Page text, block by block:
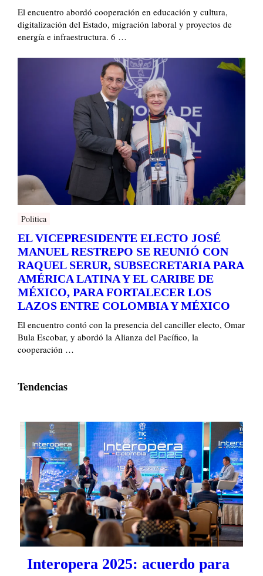
El encuentro abordó cooperación en educación y cultura,
digitalización del Estado, migración laboral y proyectos de
energía e infraestructura. 6 …
Politica
EL VICEPRESIDENTE ELECTO JOSÉ
MANUEL RESTREPO SE REUNIÓ CON
RAQUEL SERUR, SUBSECRETARIA PARA
AMÉRICA LATINA Y EL CARIBE DE
MÉXICO, PARA FORTALECER LOS
LAZOS ENTRE COLOMBIA Y MÉXICO
El encuentro contó con la presencia del canciller electo, Omar
Bula Escobar, y abordó la Alianza del Pacífico, la
cooperación …
Tendencias
Interopera 2025: acuerdo para